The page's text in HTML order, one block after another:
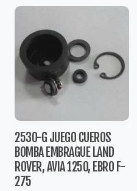
2530-G JUEGO CUEROS
BOMBA EMBRAGUE LAND
ROVER, AVIA 1250, EBRO F-
275